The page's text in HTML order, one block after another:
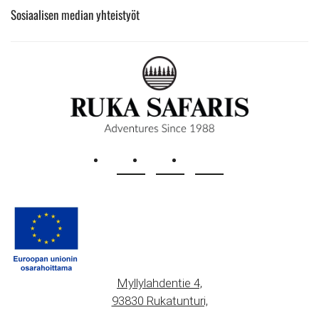
Sosiaalisen median yhteistyöt
Myllylahdentie 4,
93830 Rukatunturi,